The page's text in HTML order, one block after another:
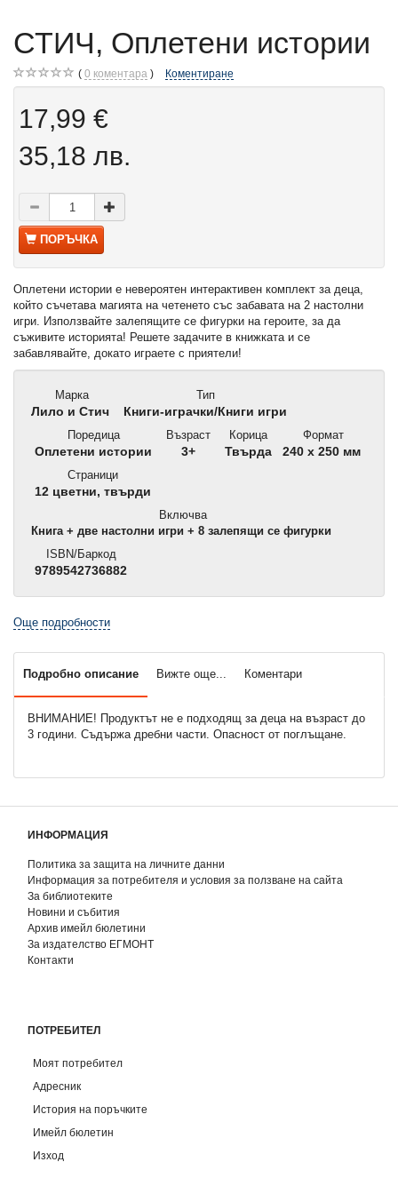
СТИЧ, Оплетени истории
0 коментара Коментиране
17,99 €
35,18 лв.
ПОРЪЧКА
Оплетени истории е невероятен интерактивен комплект за деца,
който съчетава магията на четенето със забавата на 2 настолни
игри. Използвайте залепящите се фигурки на героите, за да
съживите историята! Решете задачите в книжката и се
забавлявайте, докато играете с приятели!
Марка
Лило и Стич
Тип
Книги-играчки/Книги игри
Поредица
Оплетени истории
Възраст
3+
Корица
Твърда
Формат
240 x 250 мм
Страници
12 цветни, твърди
Включва
Книга + две настолни игри + 8 залепящи се фигурки
ISBN/Баркод
9789542736882
Още подробности
Подробно описание Вижте още... Коментари
ВНИМАНИЕ! Продуктът не е подходящ за деца на възраст до
3 години. Съдържа дребни части. Опасност от поглъщане.
ИНФОРМАЦИЯ
Политика за защита на личните данни
Информация за потребителя и условия за ползване на сайта
За библиотеките
Новини и събития
Архив имейл бюлетини
За издателство ЕГМОНТ
Контакти
ПОТРЕБИТЕЛ
Моят потребител
Адресник
История на поръчките
Имейл бюлетин
Изход